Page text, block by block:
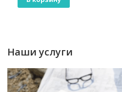
Наши услуги